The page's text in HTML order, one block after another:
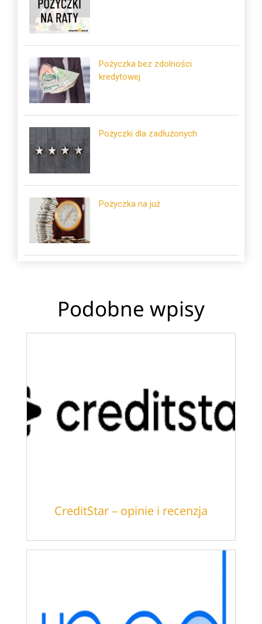
Pożyczka bez zdolności
kredytowej
Pożyczki dla zadłużonych
Pożyczka na już
Podobne wpisy
CreditStar – opinie i recenzja